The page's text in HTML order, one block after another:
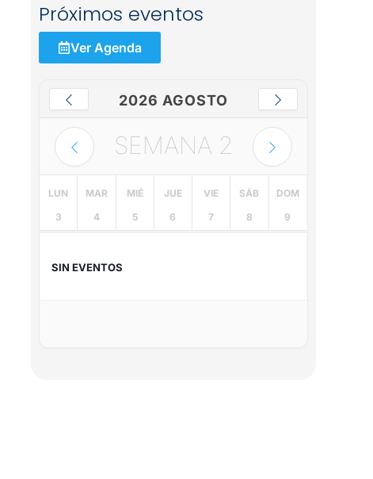
Próximos eventos
Ver Agenda
2026 AGOSTO
SEMANA 2
LUN
3
MAR
4
MIÉ
5
JUE
6
VIE
7
SÁB
8
DOM
9
SIN EVENTOS